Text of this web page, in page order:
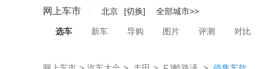
网上车市 北京 [切换] 全部城市>>
选车 新车 导购 图片 评测 对比